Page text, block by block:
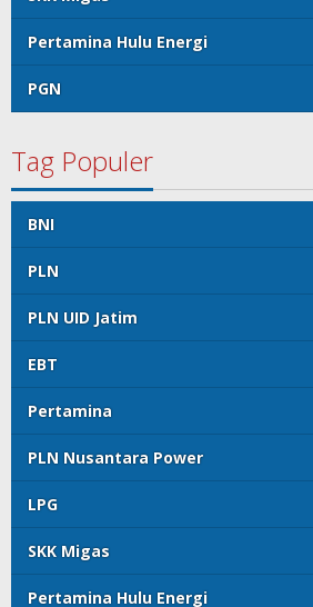
Pertamina Hulu Energi
PGN
Tag Populer
BNI
PLN
PLN UID Jatim
EBT
Pertamina
PLN Nusantara Power
LPG
SKK Migas
Pertamina Hulu Energi